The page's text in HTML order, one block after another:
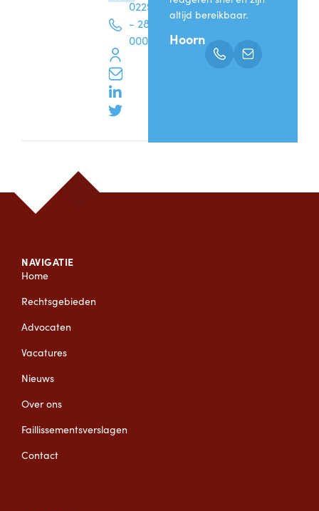
0229
- 287
000
altijd bereikbaar.
Hoorn
NAVIGATIE
Home
Rechtsgebieden
Advocaten
Vacatures
Nieuws
Over ons
Faillissementsverslagen
Contact